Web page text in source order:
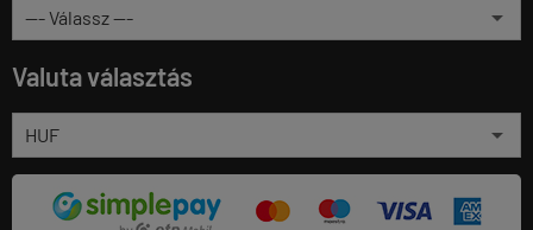
Valuta választás